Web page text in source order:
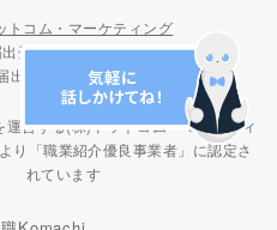
トコム・マーケティング
受理番号 15-ユ-300096
受理番号 派 15-300424
営する(株)ドットコム・マーケティ
り「職業紹介優良事業者」に認定さ
れています